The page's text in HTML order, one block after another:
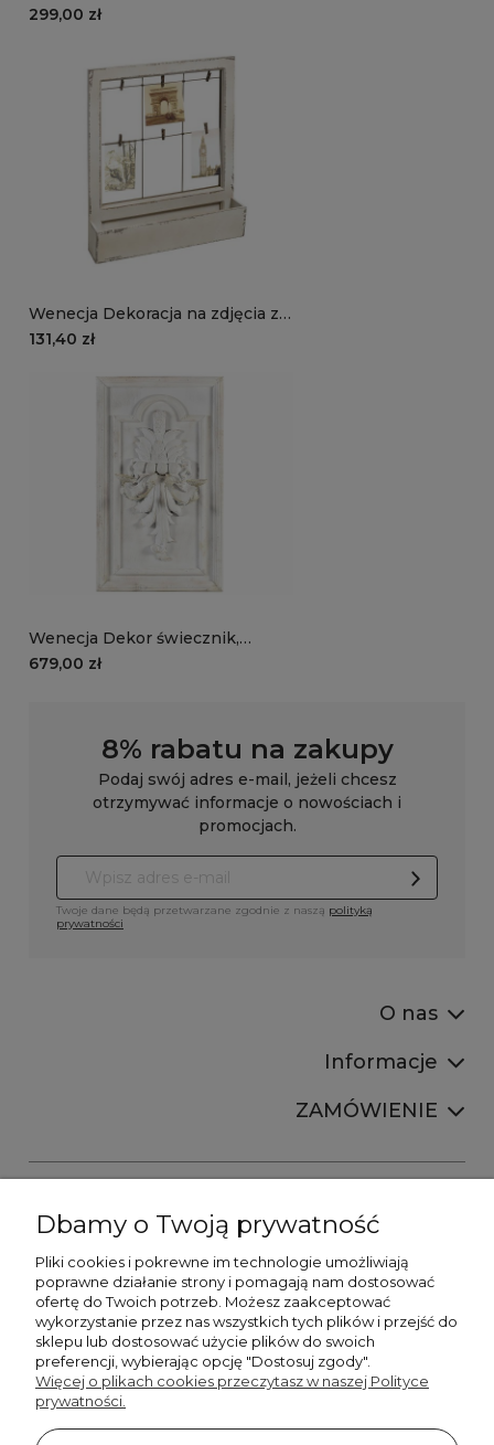
osłonka cementowa
299,00 zł
Wenecja Dekoracja na zdjęcia z
półką
131,40 zł
Wenecja Dekor świecznik,
ozdoba ścienna biała
679,00 zł
8% rabatu na zakupy
Podaj swój adres e-mail, jeżeli chcesz
otrzymywać informacje o nowościach i
promocjach.
Twoje dane będą przetwarzane zgodnie z naszą polityką
prywatności
O nas
Informacje
ZAMÓWIENIE
+48606673390
sprzedaz@belldecohome.pl
©2026 Wszelkie Prawa Zastrzeżone | BelldecoHome.pl
Dbamy o Twoją prywatność
Pliki cookies i pokrewne im technologie umożliwiają
poprawne działanie strony i pomagają nam dostosować
ofertę do Twoich potrzeb. Możesz zaakceptować
wykorzystanie przez nas wszystkich tych plików i przejść do
sklepu lub dostosować użycie plików do swoich
preferencji, wybierając opcję "Dostosuj zgody".
Więcej o plikach cookies przeczytasz w naszej Polityce
prywatności.
Zapisz się do naszego newslettera i zgarnij 8% rabatu!